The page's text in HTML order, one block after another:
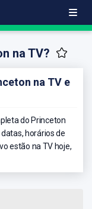
na TV?
na TV e
do Princeton
horários de
estão na TV hoje,